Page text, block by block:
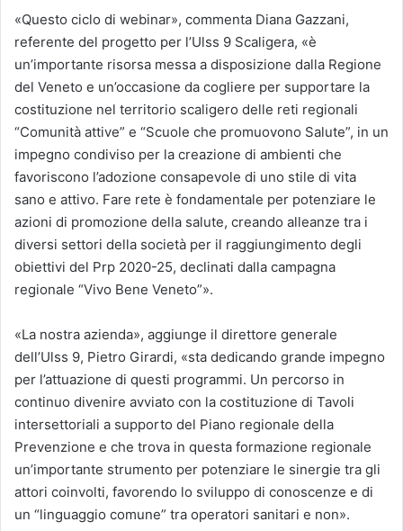
«Questo ciclo di webinar», commenta Diana Gazzani,
referente del progetto per l’Ulss 9 Scaligera, «è
un’importante risorsa messa a disposizione dalla Regione
del Veneto e un’occasione da cogliere per supportare la
costituzione nel territorio scaligero delle reti regionali
“Comunità attive” e “Scuole che promuovono Salute”, in un
impegno condiviso per la creazione di ambienti che
favoriscono l’adozione consapevole di uno stile di vita
sano e attivo. Fare rete è fondamentale per potenziare le
azioni di promozione della salute, creando alleanze tra i
diversi settori della società per il raggiungimento degli
obiettivi del Prp 2020-25, declinati dalla campagna
regionale “Vivo Bene Veneto”».
«La nostra azienda», aggiunge il direttore generale
dell’Ulss 9, Pietro Girardi, «sta dedicando grande impegno
per l’attuazione di questi programmi. Un percorso in
continuo divenire avviato con la costituzione di Tavoli
intersettoriali a supporto del Piano regionale della
Prevenzione e che trova in questa formazione regionale
un’importante strumento per potenziare le sinergie tra gli
attori coinvolti, favorendo lo sviluppo di conoscenze e di
un “linguaggio comune” tra operatori sanitari e non».